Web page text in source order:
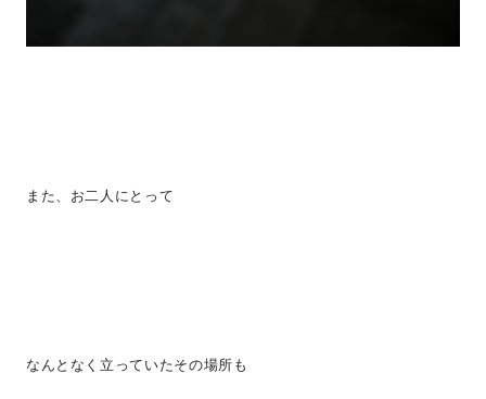
また、お二人にとって
なんとなく立っていたその場所も